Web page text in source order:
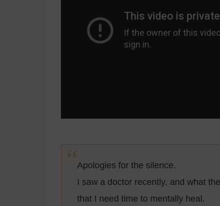
Apologies for the silence.
I saw a doctor recently, and what
that I need time to mentally heal.